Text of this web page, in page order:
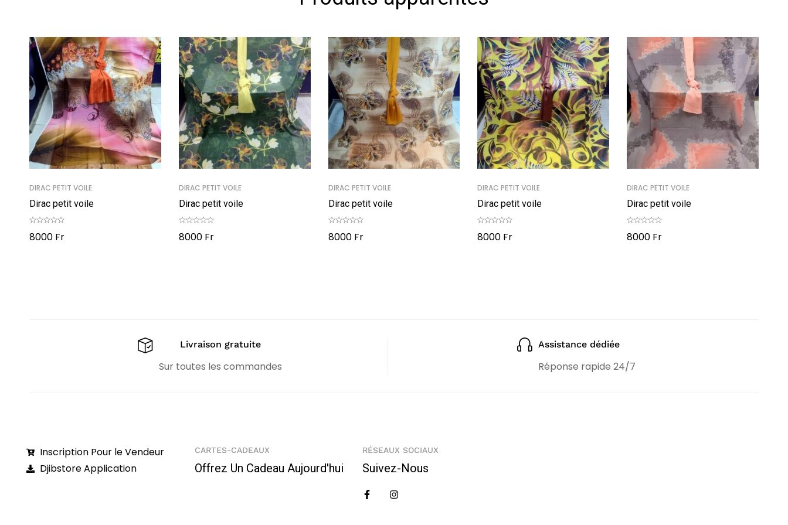
DIRAC PETIT VOILE
Dirac petit voile
8000 Fr
DIRAC PETIT VOILE
Dirac petit voile
8000 Fr
DIRAC PETIT VOILE
Dirac petit voile
8000 Fr
DIRAC PETIT VOILE
Dirac petit voile
8000 Fr
DIRAC PETIT VOILE
Dirac petit voile
8000 Fr
Livraison gratuite
Sur toutes les commandes
Assistance dédiée
Réponse rapide 24/7
Inscription Pour le Vendeur
Djibstore Application
CARTES-CADEAUX
Offrez Un Cadeau Aujourd'hui
RÉSEAUX SOCIAUX
Suivez-Nous